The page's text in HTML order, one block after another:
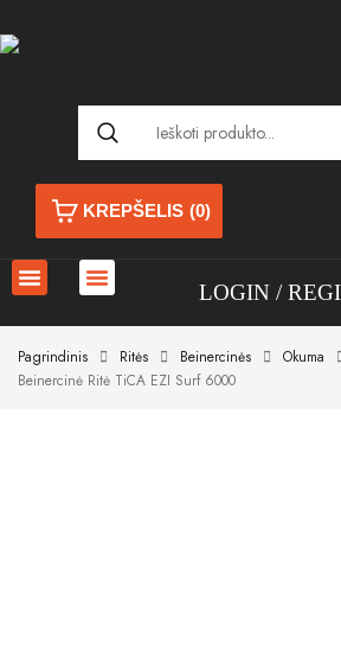
KREPŠELIS (0)
LOGIN
Pagrindinis Ritės Beinercinės
Okuma
Beinercinė Ritė TiCA EZI Surf 6000